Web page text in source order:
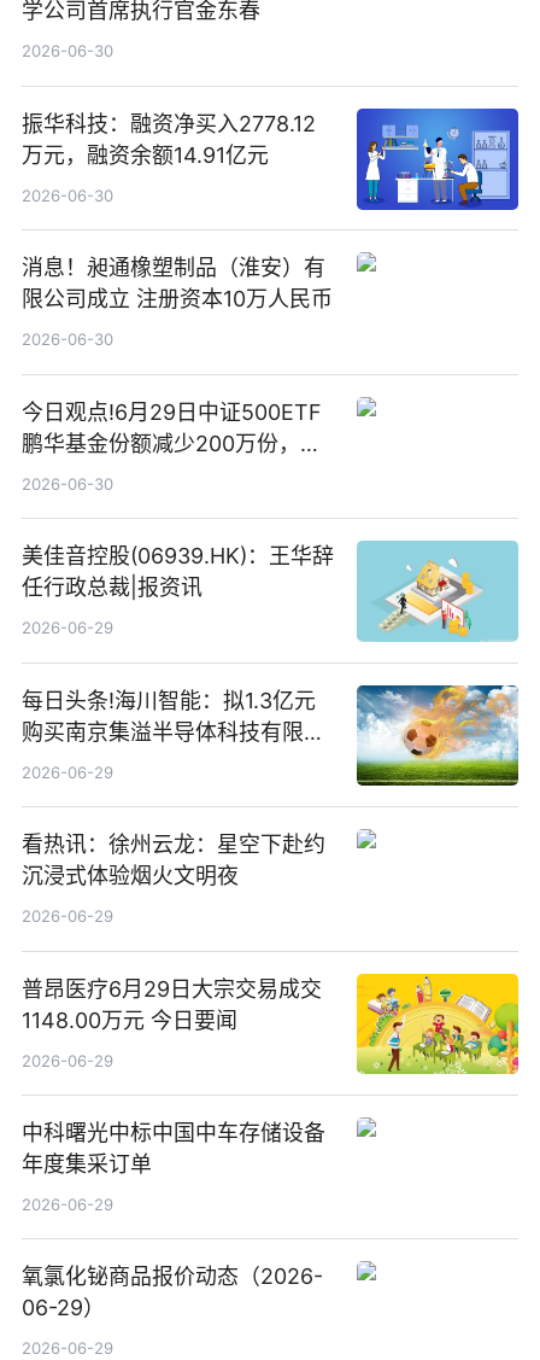
学公司首席执行官金东春
2026-06-30
振华科技：融资净买入2778.12
万元，融资余额14.91亿元
2026-06-30
消息！昶通橡塑制品（淮安）有
限公司成立 注册资本10万人民币
2026-06-30
今日观点!6月29日中证500ETF
鹏华基金份额减少200万份，重
仓股亨通光电、赤峰黄金、佰维
2026-06-30
美佳音控股(06939.HK)：王华辞
任行政总裁|报资讯
2026-06-29
每日头条!海川智能：拟1.3亿元
购买南京集溢半导体科技有限公
司15.3%股权
2026-06-29
看热讯：徐州云龙：星空下赴约
沉浸式体验烟火文明夜
2026-06-29
普昂医疗6月29日大宗交易成交
1148.00万元 今日要闻
2026-06-29
中科曙光中标中国中车存储设备
年度集采订单
2026-06-29
氧氯化铋商品报价动态（2026-
06-29）
2026-06-29